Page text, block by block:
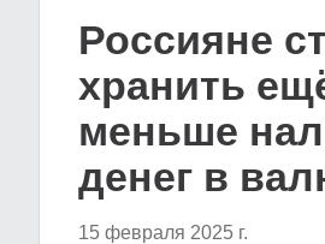
Россияне
хранить
меньше
денег в
15 февраля 2025 г.